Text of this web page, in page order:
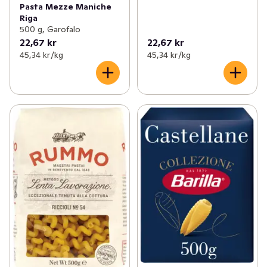
Pasta Mezze Maniche
Riga
500 g, Garofalo
22,67 kr
45,34 kr /kg
22,67 kr
45,34 kr /kg